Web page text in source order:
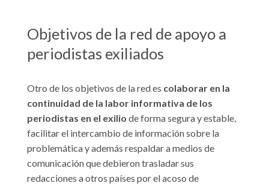
Objetivos de la red de apoyo a
periodistas exiliados
Otro de los objetivos de la red es colaborar en la
continuidad de la labor informativa de los
periodistas en el exilio de forma segura y estable,
facilitar el intercambio de información sobre la
problemática y además respaldar a medios de
comunicación que debieron trasladar sus
redacciones a otros países por el acoso de